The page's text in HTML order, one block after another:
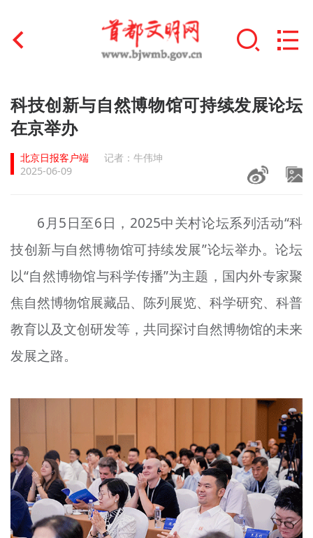
首页
文明创建
文明实践
未成年人思想道德建设
榜样人物
+
身边好人
文明评论
北京宣传文化引导基金
宣传思想文化人才
专题
资料库
+
科技创新与自然博物馆可持续发展论坛
在京举办
北京日报客户端
记者：牛伟坤
2025-06-09
6月5日至6日，2025中关村论坛系列活动“科
技创新与自然博物馆可持续发展”论坛举办。论坛
以“自然博物馆与科学传播”为主题，国内外专家聚
焦自然博物馆展藏品、陈列展览、科学研究、科普
教育以及文创研发等，共同探讨自然博物馆的未来
发展之路。